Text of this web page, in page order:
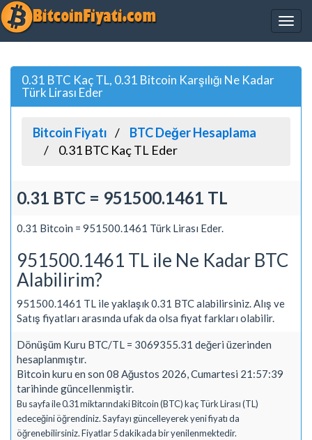
0.31 BTC Kaç TL, 0.31 Bitcoin Karşılığı Ne Kadar
Türk Lirası Eder
Bitcoin Fiyatı
BTC Değer Hesaplama
0.31 BTC Kaç TL Eder
0.31 BTC = 951500.1461 TL
0.31 Bitcoin = 951500.1461 Türk Lirası Eder.
951500.1461 TL ile Ne Kadar BTC
Alabilirim?
951500.1461 TL ile yaklaşık 0.31 BTC alabilirsiniz. Alış ve
Satış fiyatları arasında ufak da olsa fiyat farkları olabilir.
Dönüşüm Kuru BTC/TL = 3069355.31 değeri üzerinden
hesaplanmıştır.
Bitcoin kuru en son 08 Ağustos 2026, Cumartesi 21:57:39
tarihinde güncellenmiştir.
Bu sayfa ile 0.31 miktarındaki Bitcoin (BTC) kaç Türk Lirası (TL)
edeceğini öğrendiniz. Sayfayı güncelleyerek yeni fiyatı da
öğrenebilirsiniz. Fiyatlar 5 dakikada bir yenilenmektedir.